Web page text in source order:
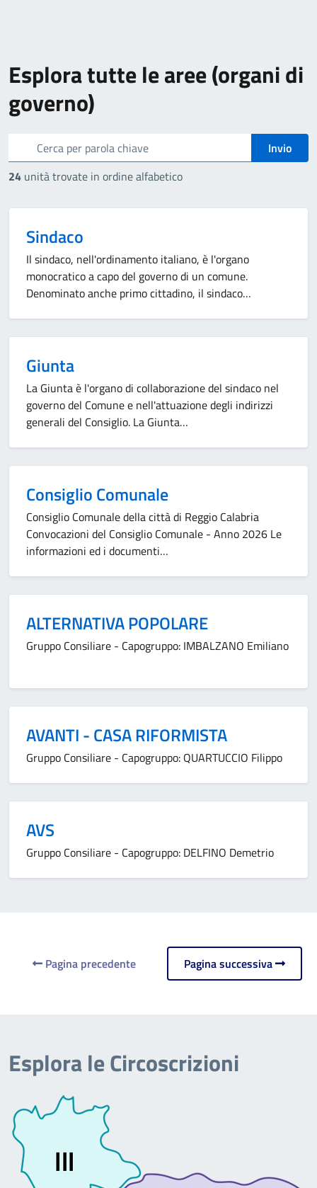
Esplora tutte le aree(organi di
governo)
Invio
24 unità trovate in ordine alfabetico
Sindaco
Il sindaco, nell'ordinamento italiano, è l'organo
monocratico a capo del governo di un comune.
Denominato anche primo cittadino, il sindaco…
Giunta
La Giunta è l'organo di collaborazione del sindaco nel
governo del Comune e nell'attuazione degli indirizzi
generali del Consiglio. La Giunta…
Consiglio Comunale
Consiglio Comunale della città di Reggio Calabria
Convocazioni del Consiglio Comunale - Anno 2026 Le
informazioni ed i documenti…
ALTERNATIVA POPOLARE
Gruppo Consiliare - Capogruppo: IMBALZANO Emiliano
AVANTI - CASA RIFORMISTA
Gruppo Consiliare - Capogruppo: QUARTUCCIO Filippo
AVS
Gruppo Consiliare - Capogruppo: DELFINO Demetrio
Pagina precedente Pagina successiva
Esplora le Circoscrizioni